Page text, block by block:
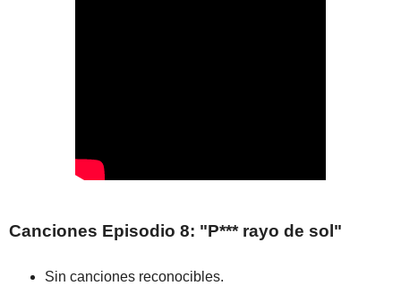
Canciones Episodio 8: "P*** rayo de sol"
Sin canciones reconocibles.